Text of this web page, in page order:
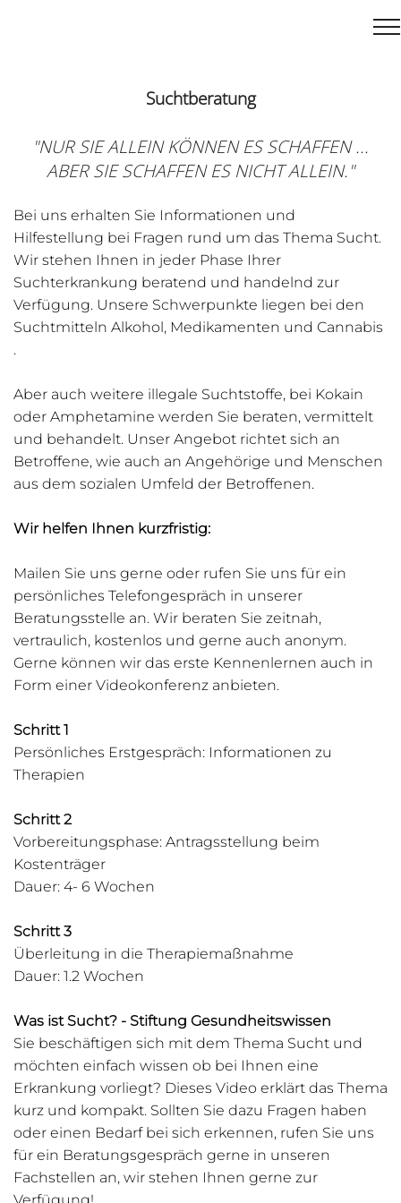
Suchtberatung
"NUR SIE ALLEIN KÖNNEN ES SCHAFFEN ...
ABER SIE SCHAFFEN ES NICHT ALLEIN."
Bei uns erhalten Sie Informationen und
Hilfestellung bei Fragen rund um das Thema Sucht.
Wir stehen Ihnen in jeder Phase Ihrer
Suchterkrankung beratend und handelnd zur
Verfügung. Unsere Schwerpunkte liegen bei den
Suchtmitteln Alkohol, Medikamenten und Cannabis
.
Aber auch weitere illegale Suchtstoffe, bei Kokain
oder Amphetamine werden Sie beraten, vermittelt
und behandelt. Unser Angebot richtet sich an
Betroffene, wie auch an Angehörige und Menschen
aus dem sozialen Umfeld der Betroffenen.
Wir helfen Ihnen kurzfristig:
Mailen Sie uns gerne oder rufen Sie uns für ein
persönliches Telefongespräch in unserer
Beratungsstelle an. Wir beraten Sie zeitnah,
vertraulich, kostenlos und gerne auch anonym.
Gerne können wir das erste Kennenlernen auch in
Form einer Videokonferenz anbieten.
Schritt 1
Persönliches Erstgespräch: Informationen zu
Therapien
Schritt 2
Vorbereitungsphase: Antragsstellung beim
Kostenträger
Dauer: 4- 6 Wochen
Schritt 3
Überleitung in die Therapiemaßnahme
Dauer: 1.2 Wochen
Was ist Sucht? - Stiftung Gesundheitswissen
Sie beschäftigen sich mit dem Thema Sucht und
möchten einfach wissen ob bei Ihnen eine
Erkrankung vorliegt? Dieses Video erklärt das Thema
kurz und kompakt. Sollten Sie dazu Fragen haben
oder einen Bedarf bei sich erkennen, rufen Sie uns
für ein Beratungsgespräch gerne in unseren
Fachstellen an, wir stehen Ihnen gerne zur